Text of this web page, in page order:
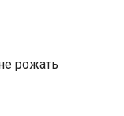
рожать